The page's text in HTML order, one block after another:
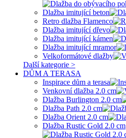
Dlažba imitující beton
Retro dlažba Flamenco
Dlažba imitující dřevo
Dlažba imitující kámen
Dlažba imitující mramor
Velkoformátové dlažby
Další kategorie >
DŮM A TERASA
Inspirace dům a terasa
Venkovní dlažba 2.0 cm
Dlažba Burlington 2.0 cm
Dlažba Path 2.0 cm
Dlažba Orient 2.0 cm
Dlažba Rustic Gold 2.0 cm